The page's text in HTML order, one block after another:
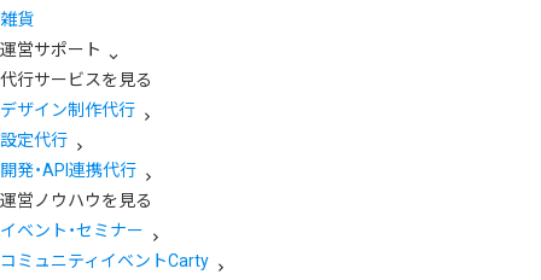
雑貨
運営サポート
代行サービスを見る
デザイン制作代行
設定代行
開発・API連携代行
運営ノウハウを見る
イベント・セミナー
コミュニティイベントCarty